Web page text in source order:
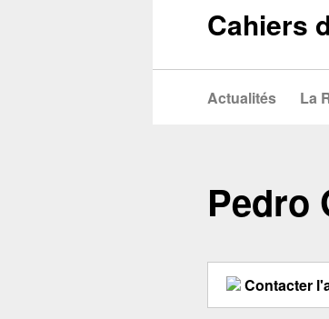
Cahiers
Actualités La
Pedro
Contacter